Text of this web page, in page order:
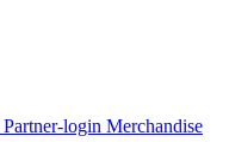
Partner-login Merchandise